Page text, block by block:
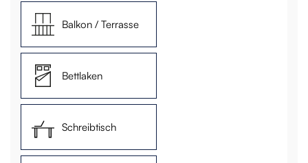
Balkon / Terrasse
Bettlaken
Schreibtisch